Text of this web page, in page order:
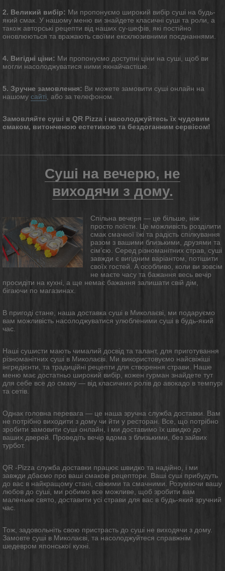
2. Великий вибір: Ми пропонуємо широкий вибір суші на будь-
який смак. У нашому меню ви знайдете класичні суші та роли, а
також авторські рецепти від наших су-шефів, які постійно
оновлюються та вражають своїми ексклюзивними поєднаннями.
4. Вигідні ціни: Ми пропонуємо доступні ціни на суші, щоб ви
могли насолоджуватися ними якнайчастіше.
5. Зручне замовлення: Ви можете замовити суші онлайн на
нашому сайті , або за телефоном.
Замовляйте суші в QR Pizza і насолоджуйтесь їх чудовим
смаком, витонченою естетикою та бездоганним сервісом!
Суші на вечерю, не
виходячи з дому.
Спільна вечеря — це більше, ніж
просто поїсти. Це можливість розділити
смак смачної їжі та радість спілкування
разом з вашими близькими, друзями та
сім’єю. Серед різноманітних страв, суші
завжди є вигідним варіантом, потішити
своїх гостей. А особливо, коли ви зовсім
не маєте часу та бажання весь вечір
просидіти на кухні, а ще немає бажання залишати свій дім,
бігаючи по магазинах.
В пригоді стане, наша доставка суші в Миколаєві, ми подаруємо
вам можливість насолоджуватися улюбленими суші в будь-який
час.
Наші сушисти мають чималий досвід та талант, для приготування
різноманітних суші в Миколаєві. Ми використовуємо найсвіжіші
інгредієнти, та традиційні рецепти для створення страви. Наше
меню має достатньо широкий вибір, кожен гурман знайдете тут
для себе все до смаку — від класичних ролів до авокадо в темпурі
та сетів.
Однак головна перевага — це наша зручна служба доставки. Вам
не потрібно виходити з дому чи йти у ресторан. Все, що потрібно
зробити замовити суші онлайн, і ми доставимо їх швидко до
ваших дверей. Проведіть вечір вдома з близькими, без зайвих
турбот.
QR -Pizza служба доставки працює швидко та надійно, і ми
завжди дбаємо про ваші смакові рецептори. Ваші суші прибудуть
до вас в найкращому стані, свіжими та смачними. Розуміючи вашу
любов до суші, ми робимо все можливе, щоб зробити вам
маленьке свято, доставити усі страви для вас в будь-який зручний
час.
Тож, задовольніть свою пристрасть до суші не виходячи з дому.
Замовте суші в Миколаєві, та насолоджуйтеся справжнім
шедевром японської кухні.